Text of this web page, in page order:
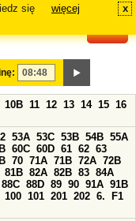
się
więcej x
10B 11 12 13 14 15 16
53A 53C 53B 54B 55A
60C 60D 61 62 63
70 71A 71B 72A 72B
81B 82A 82B 83 84A
88C 88D 89 90 91A 91B
100 101 201 202 6.
F1